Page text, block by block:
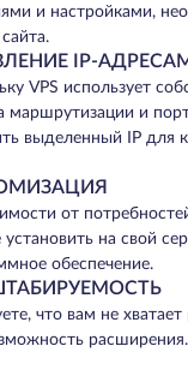
и настройками,
IP-
VPS использует
маршрутизации и
выделенный IP для
от
на свой
обеспечение.
что вам не хватает
расширения.